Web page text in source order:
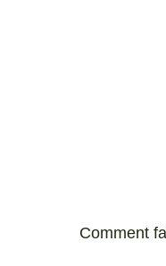
Comment